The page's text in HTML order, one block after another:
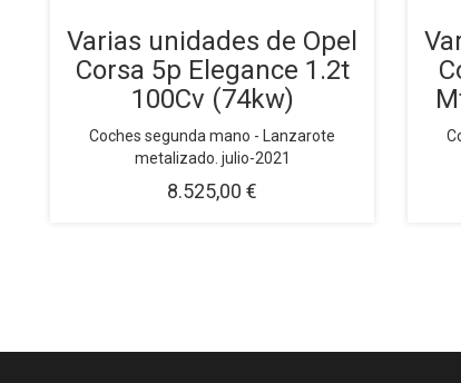
Varias unidades de Opel
Corsa 5p Elegance 1.2t
100Cv (74kw)
Coches segunda mano - Lanzarote
metalizado. julio-2021
8.525,00 €